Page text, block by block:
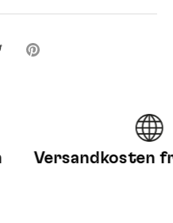
TwitternPinnen
Versandkosten frei